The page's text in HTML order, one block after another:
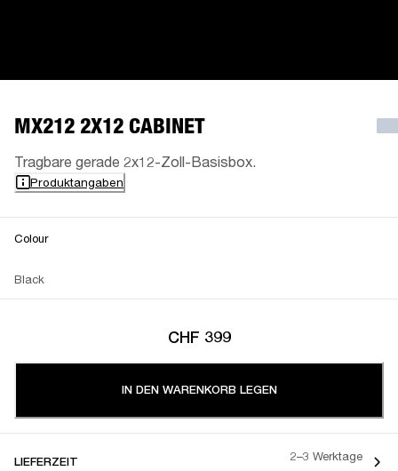
MX212 2X12 CABINET
Tragbare gerade 2x12-Zoll-Basisbox.
Produktangaben
Colour
Black
CHF 399
IN DEN WARENKORB LEGEN
LIEFERZEIT 2–3 Werktage